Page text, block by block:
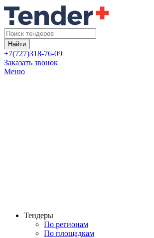
Найти
+7(727)318-76-09
Заказать звонок
Меню
Тендеры
По регионам
По площадкам